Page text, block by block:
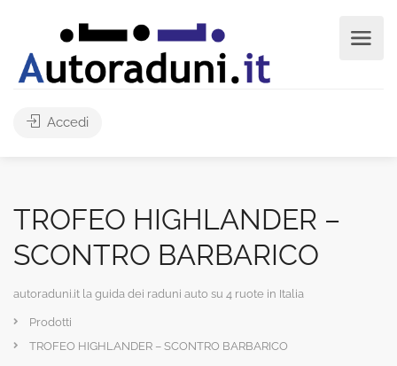
Accedi
TROFEO HIGHLANDER –
SCONTRO BARBARICO
autoraduni.it la guida dei raduni auto su 4 ruote in Italia
Prodotti
TROFEO HIGHLANDER – SCONTRO BARBARICO